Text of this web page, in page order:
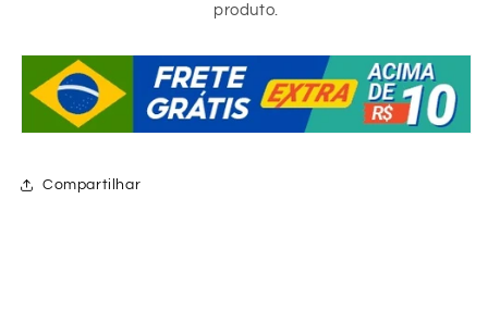
produto.
Compartilhar